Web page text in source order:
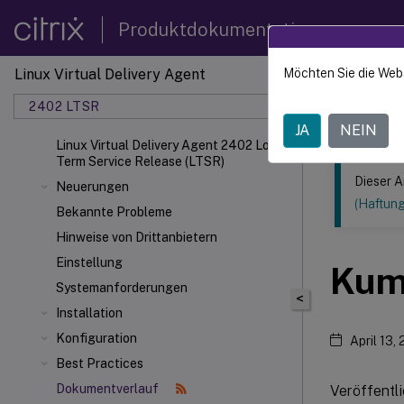
Produktdokumentation
Linux Virtual Delivery Agent
2402 LTSR
Linux Virtual Delivery Agent 2402 Long
Term Service Release (LTSR)
Neuerungen
Bekannte Probleme
Hinweise von Drittanbietern
Einstellung
Systemanforderungen
Installation
Konfiguration
Best Practices
Dokumentverlauf
Dieser Inhalt
Linux
<
Dieser
April 13,
Möchten Sie die
JA NEIN